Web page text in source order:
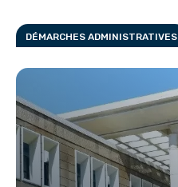
DÉMARCHES ADMINISTRATIVES